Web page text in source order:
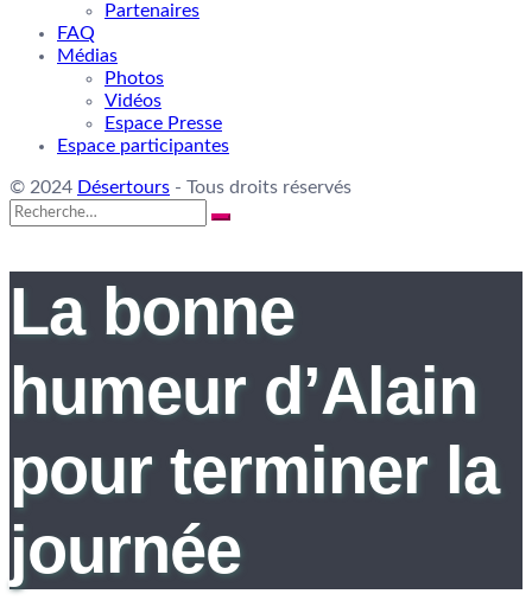
Partenaires
FAQ
Médias
Photos
Vidéos
Espace Presse
Espace participantes
© 2024 Désertours - Tous droits réservés
Search
for:
La bonne
humeur d’Alain
pour terminer la
journée